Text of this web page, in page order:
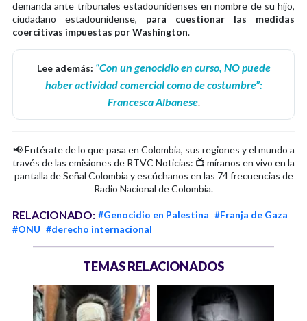
demanda ante tribunales estadounidenses en nombre de su hijo,
ciudadano estadounidense, para cuestionar las medidas
coercitivas impuestas por Washington.
Lee además: “Con un genocidio en curso, NO puede
haber actividad comercial como de costumbre”:
Francesca Albanese.
📢 Entérate de lo que pasa en Colombia, sus regiones y el mundo a
través de las emisiones de RTVC Noticias: 📺 míranos en vivo en la
pantalla de Señal Colombia y escúchanos en las 74 frecuencias de
Radio Nacional de Colombia.
RELACIONADO: #Genocidio en Palestina #Franja de Gaza
#ONU #derecho internacional
TEMAS RELACIONADOS